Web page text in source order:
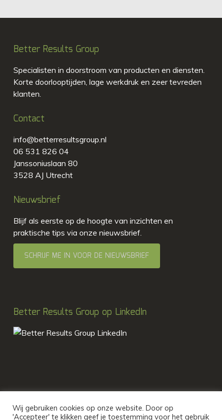
Better Results Group
Specialisten in doorstroom van producten en diensten.
Korte doorlooptijden, lage werkdruk en zeer tevreden
klanten.
Contact
info@betterresultsgroup.nl
06 531 826 04
Janssoniuslaan 80
3528 AJ Utrecht
Nieuwsbrief
Blijf als eerste op de hoogte van inzichten en
praktische tips via onze nieuwsbrief.
SCHRIJF ME IN VOOR DE NIEUWSBRIEF
Better Results Group op LinkedIn
Wij gebruiken cookies op onze website. Door op
'Accepteer' te klikken geef je toestemming voor het gebruik